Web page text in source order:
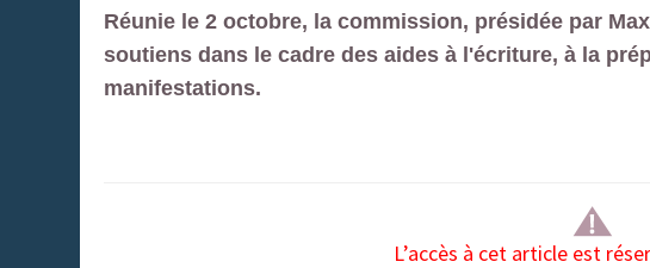
Réunie le 2 octobre, la commission, présidée par
soutiens dans le cadre des aides à l'écriture, à la
manifestations.
L’accès à cet article est